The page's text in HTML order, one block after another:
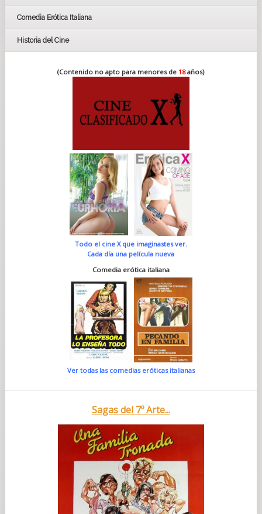
Comedia Erótica Italiana
Historia del Cine
(Contenido no apto para menores de 18años)
Todo el cine X que imaginastes ver.
Cada día una película nueva
Comedia erótica italiana
Ver todas las comedias eróticas italianas
Sagas del 7º Arte...